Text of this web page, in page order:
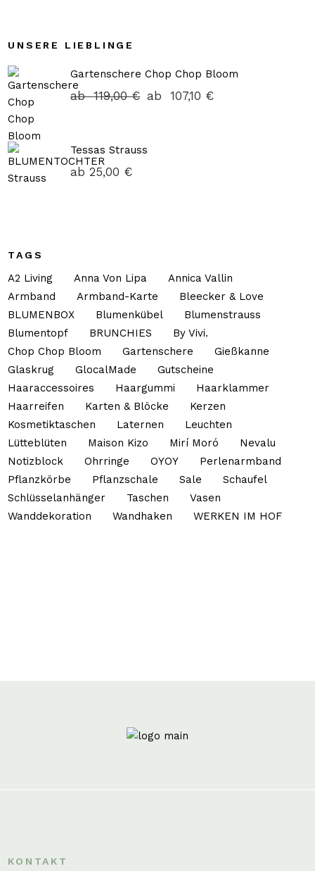
UNSERE LIEBLINGE
Gartenschere Chop Chop Bloom
ab119,00€ ab107,10 €
Tessas Strauss
ab25,00 €
TAGS
A2 Living Anna Von Lipa
Annica Vallin
Armband
Armband-Karte
Bleecker & Love
BLUMENBOX
Blumenkübel
Blumenstrauss
Blumentopf
BRUNCHIES
By Vivi.
Chop Chop Bloom
Gartenschere
Gießkanne
Glaskrug
GlocalMade
Gutscheine
Haaraccessoires
Haargummi
Haarklammer
Haarreifen
Karten & Blöcke
Kerzen
Kosmetiktaschen
Laternen
Leuchten
Lütteblüten
Maison Kizo Mirí Moró
Nevalu
Notizblock
Ohrringe OYOY
Perlenarmband
Pflanzkörbe
Pflanzschale Sale
Schaufel
Schlüsselanhänger
Taschen
Vasen
Wanddekoration
Wandhaken WERKEN IM HOF
KONTAKT